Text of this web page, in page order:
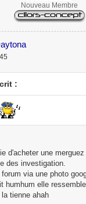
Nouveau Membre
:
d'acheter une
des investigation.
via une photo
humhum elle
tienne ahah